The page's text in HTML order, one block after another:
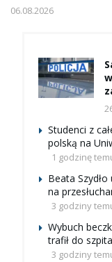
06.08.2026
Studenci z
polską na
1 godzinę
Beata
na
3 godziny
Wybuch
trafił do
3 godziny